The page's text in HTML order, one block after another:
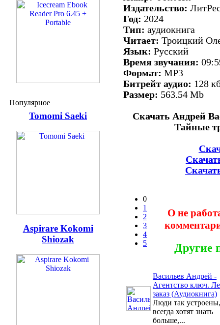
Популярное
Tomomi Saeki
Aspirare Kokomi
Shiozak
Издательство:
Год: 2024
Тип: аудиокнига
Читает: Троицкий
Язык: Русский
Время звучания:
Формат: MP3
Битрейт аудио: 128
Размер: 563.54 Mb
Скачать Андрей
Тайные
0
1
2
3
4
5
О не
Другие
Васильев Андрей -
Агентство ключ.
заказ (Аудиокнига)
Люди так
всегда хотят знать
больше,...